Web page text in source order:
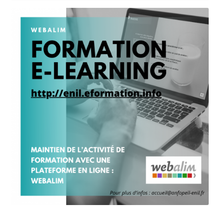
Jeu sérieux Cheese Quest
L’ANFOPEIL
Les formations en présentiel
Mes réservations